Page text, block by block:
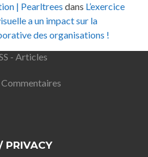
| Pearltrees dans L’exercice
a un impact sur la
des organisations !
- Articles
Commentaires
PRIVACY